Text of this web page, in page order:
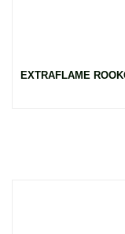
EXTRAFLAME